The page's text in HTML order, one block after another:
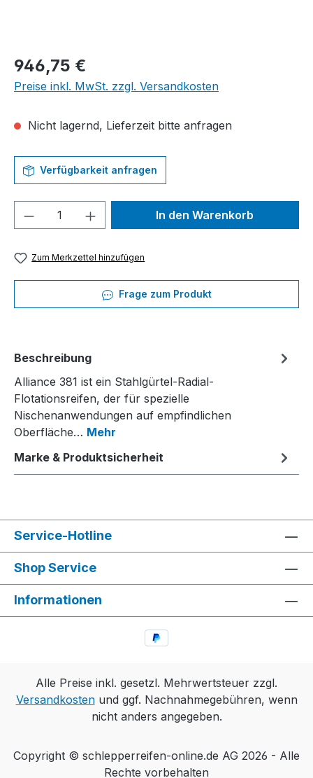
Regulärer Preis:
946,75 €
Preise inkl. MwSt. zzgl. Versandkosten
Nicht lagernd, Lieferzeit bitte anfragen
Verfügbarkeit anfragen
Produkt Anzahl: Gib denIn den Warenkorb
Zum Merkzettel hinzufügen
Frage zum Produkt
Beschreibung
Alliance 381 ist ein Stahlgürtel-Radial-
Flotationsreifen, der für spezielle
Nischenanwendungen auf empfindlichen
Oberfläche… Mehr
Marke & Produktsicherheit
Service-Hotline
Shop Service
Informationen
Alle Preise inkl. gesetzl. Mehrwertsteuer zzgl.
Versandkostenund ggf. Nachnahmegebühren, wenn
nicht anders angegeben.
Copyright © schlepperreifen-online.de AG 2026 - Alle
Rechte vorbehalten